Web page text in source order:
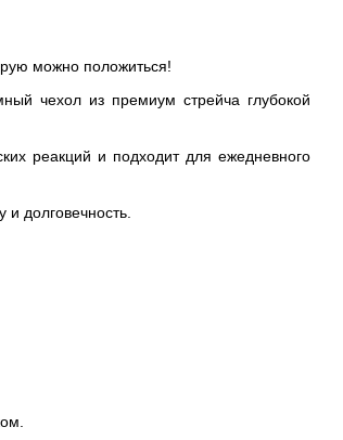
можно положиться!
чехол из премиум стрейча глубокой
реакций и подходит для ежедневного
и долговечность.